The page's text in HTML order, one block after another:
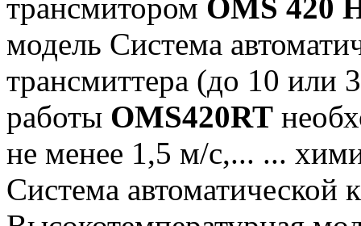
трансмитором OMS 420
модель Система
трансмиттера (до 10 или
работы OMS420RT
не менее 1,5 м/с,... ...
Система автоматической